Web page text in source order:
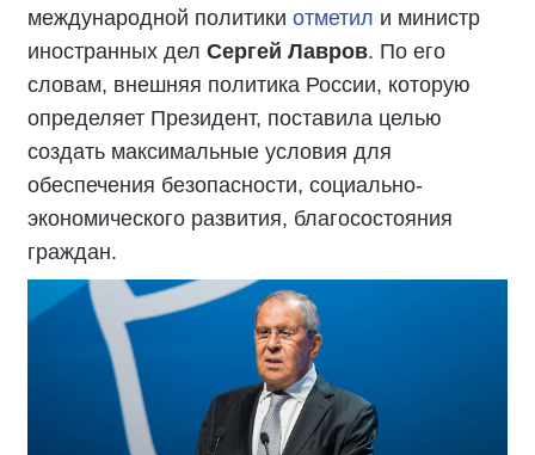
международной политики отметил и министр
иностранных дел Сергей Лавров. По его
словам, внешняя политика России, которую
определяет Президент, поставила целью
создать максимальные условия для
обеспечения безопасности, социально-
экономического развития, благосостояния
граждан.